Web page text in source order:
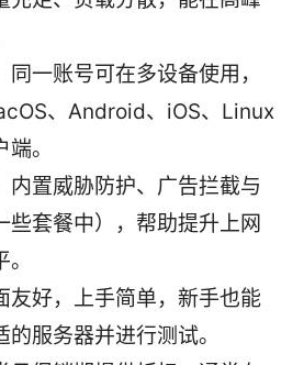
一账号可在多设备使用，
、Android、iOS、Linux
。
内置威胁防护、广告拦截与
些套餐中），帮助提升上网
友好，上手简单，新手也能
服务器并进行测试。